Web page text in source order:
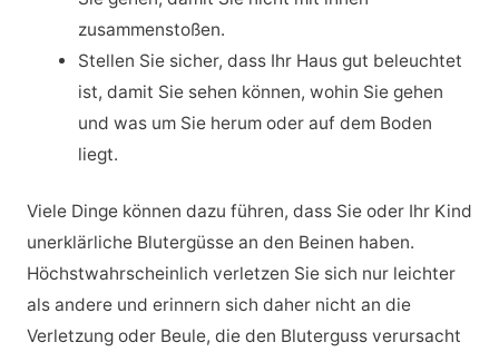
zusammenstoßen.
Stellen Sie sicher, dass Ihr Haus gut beleuchtet
ist, damit Sie sehen können, wohin Sie gehen
und was um Sie herum oder auf dem Boden
liegt.
Viele Dinge können dazu führen, dass Sie oder Ihr Kind
unerklärliche Blutergüsse an den Beinen haben.
Höchstwahrscheinlich verletzen Sie sich nur leichter
als andere und erinnern sich daher nicht an die
Verletzung oder Beule, die den Bluterguss verursacht